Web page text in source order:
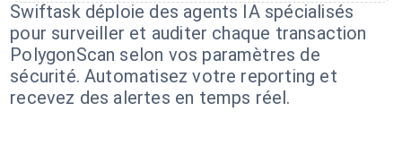
Swiftask déploie des agents IA spécialisés
pour surveiller et auditer chaque transaction
PolygonScan selon vos paramètres de
sécurité. Automatisez votre reporting et
recevez des alertes en temps réel.